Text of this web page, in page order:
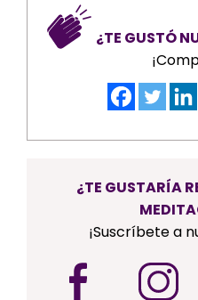
¿TE GUSTÓ
¿TE GUSTARÍA
¡Suscríbete a